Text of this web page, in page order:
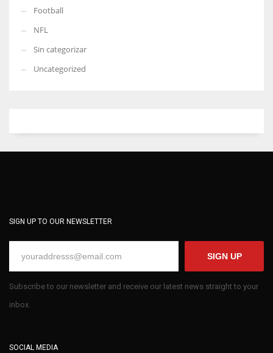
Football
NFL
Sin categorizar
Uncategorized
SIGN UP TO OUR NEWSLETTER
SIGN UP
Subscribe to our newsletter and receive our latest news straight to your
inbox.
SOCIAL MEDIA